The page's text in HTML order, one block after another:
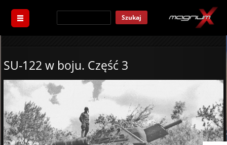
Szukaj
SU-122 w boju. Część 3